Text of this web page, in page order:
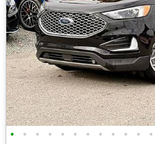
• • • • • • • • • • • •